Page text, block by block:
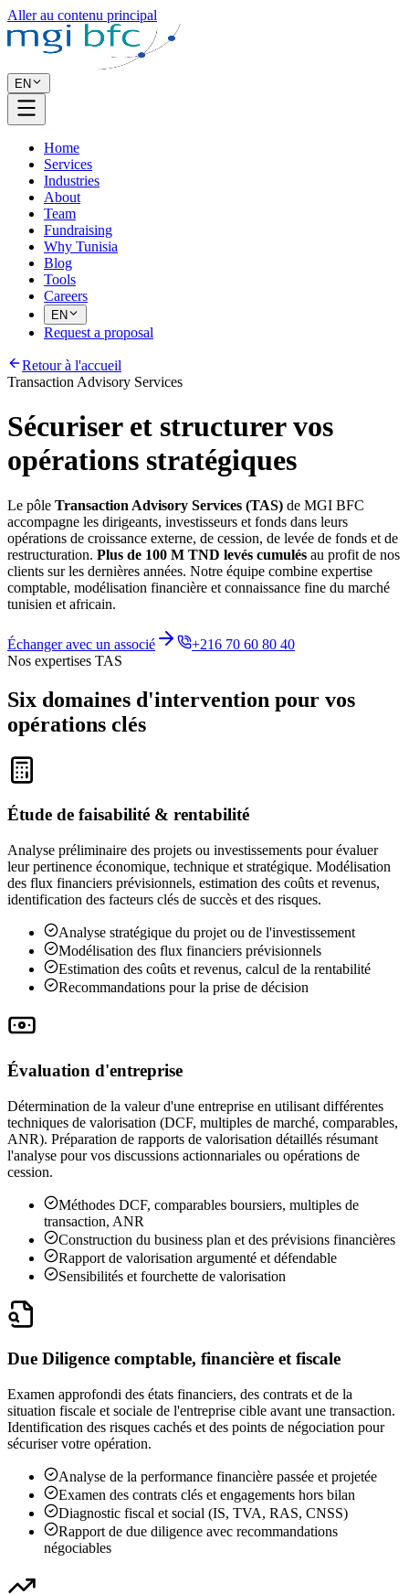
Aller au contenu principal
EN
Home
Services
Industries
About
Team
Fundraising
Why Tunisia
Blog
Tools
Careers
EN
Request a proposal
Retour à l'accueil
Transaction Advisory Services
Sécuriser et structurer vos
opérations stratégiques
Le pôle Transaction Advisory Services (TAS) de MGI BFC
accompagne les dirigeants, investisseurs et fonds dans leurs
opérations de croissance externe, de cession, de levée de fonds et de
restructuration. Plus de 100 M TND levés cumulés au profit de nos
clients sur les dernières années. Notre équipe combine expertise
comptable, modélisation financière et connaissance fine du marché
tunisien et africain.
Échanger avec un associé
+216 70 60 80 40
Nos expertises TAS
Six domaines d'intervention pour vos
opérations clés
Étude de faisabilité & rentabilité
Analyse préliminaire des projets ou investissements pour évaluer
leur pertinence économique, technique et stratégique. Modélisation
des flux financiers prévisionnels, estimation des coûts et revenus,
identification des facteurs clés de succès et des risques.
Analyse stratégique du projet ou de l'investissement
Modélisation des flux financiers prévisionnels
Estimation des coûts et revenus, calcul de la rentabilité
Recommandations pour la prise de décision
Évaluation d'entreprise
Détermination de la valeur d'une entreprise en utilisant différentes
techniques de valorisation (DCF, multiples de marché, comparables,
ANR). Préparation de rapports de valorisation détaillés résumant
l'analyse pour vos discussions actionnariales ou opérations de
cession.
Méthodes DCF, comparables boursiers, multiples de
transaction, ANR
Construction du business plan et des prévisions financières
Rapport de valorisation argumenté et défendable
Sensibilités et fourchette de valorisation
Due Diligence comptable, financière et fiscale
Examen approfondi des états financiers, des contrats et de la
situation fiscale et sociale de l'entreprise cible avant une transaction.
Identification des risques cachés et des points de négociation pour
sécuriser votre opération.
Analyse de la performance financière passée et projetée
Examen des contrats clés et engagements hors bilan
Diagnostic fiscal et social (IS, TVA, RAS, CNSS)
Rapport de due diligence avec recommandations
négociables